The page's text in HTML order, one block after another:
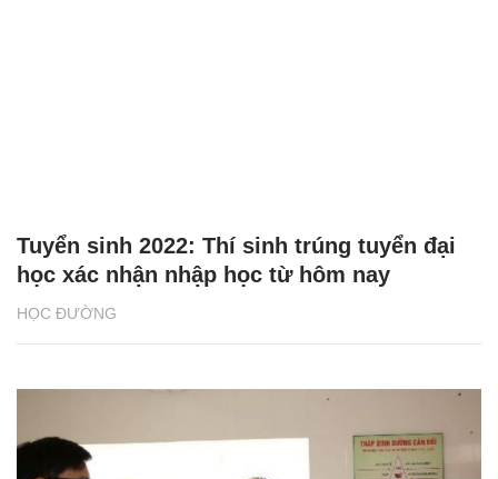
HỌC ĐƯỜNG
Tuyển sinh 2022: Thí sinh trúng tuyển đại
học xác nhận nhập học từ hôm nay